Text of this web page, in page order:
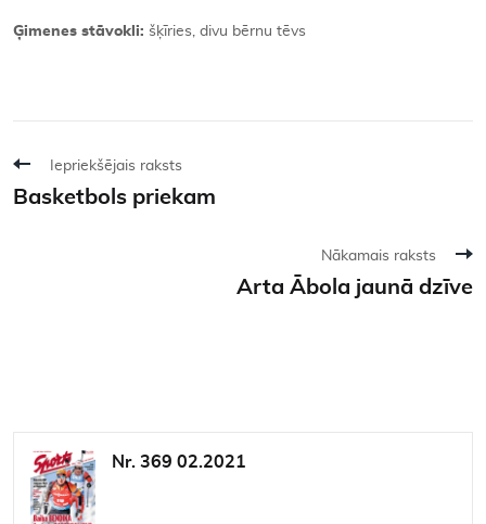
Ģimenes stāvokli: šķīries, divu bērnu tēvs
Iepriekšējais raksts
Basketbols priekam
Nākamais raksts
Arta Ābola jaunā dzīve
Nr. 369 02.2021